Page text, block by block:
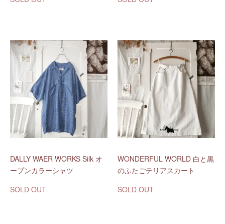
DALLY WAER WORKS Silk オ
ープンカラーシャツ
SOLD OUT
WONDERFUL WORLD 白と黒
のふたごテリアスカート
SOLD OUT